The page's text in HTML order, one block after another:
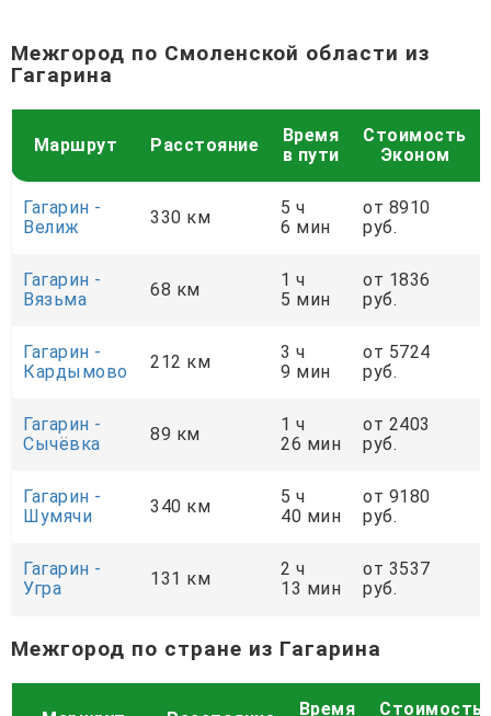
Межгород по Смоленской области из
Гагарина
Маршрут Расстояние
Время
в пути
Стоимость
Эконом
Гагарин -
Велиж
330 км
5 ч
6 мин
от 8910
руб.
Гагарин -
Вязьма
68 км
1 ч
5 мин
от 1836
руб.
Гагарин -
Кардымово
212 км
3 ч
9 мин
от 5724
руб.
Гагарин -
Сычёвка
89 км
1 ч
26 мин
от 2403
руб.
Гагарин -
Шумячи
340 км
5 ч
40 мин
от 9180
руб.
Гагарин -
Угра
131 км
2 ч
13 мин
от 3537
руб.
Межгород по стране из Гагарина
Время Стоимость